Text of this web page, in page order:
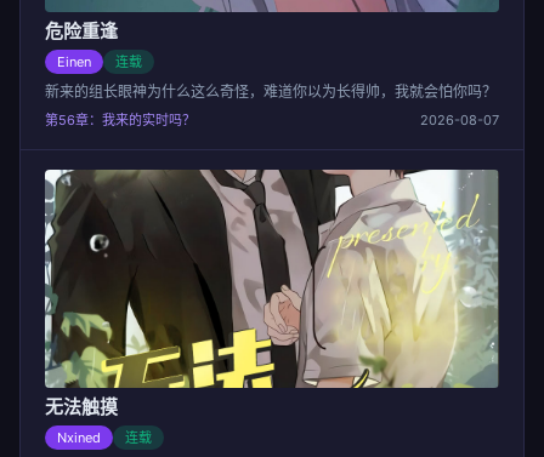
危险重逢
Einen 连载
新来的组长眼神为什么这么奇怪，难道你以为长得帅，我就会怕你吗？
第56章：我来的实时吗？ 2026-08-07
无法触摸
Nxined 连载